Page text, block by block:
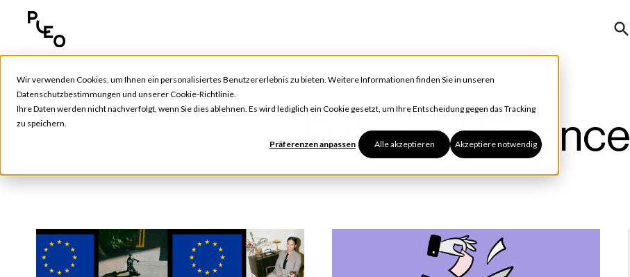
Wir verwenden Cookies, um Ihnen ein personalisiertes Benutzererlebnis zu bieten. Weitere Informationen finden Sie in unseren
Datenschutzbestimmungen und unsererCookie-Richtlinie.
Ihre Daten werden nicht nachverfolgt, wenn Sie dies ablehnen. Es wird lediglich ein Cookie gesetzt, um Ihre Entscheidung gegen das Tracking
zu speichern.
Präferenzen anpassen Alle akzeptieren Akzeptiere notwendig
Future of Finance